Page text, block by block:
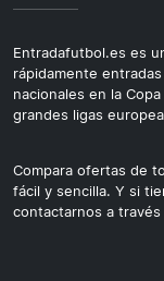
Entradafutbol.es es
rápidamente
nacionales en la
grandes ligas
Compara ofertas de
fácil y sencilla. Y si
contactarnos a